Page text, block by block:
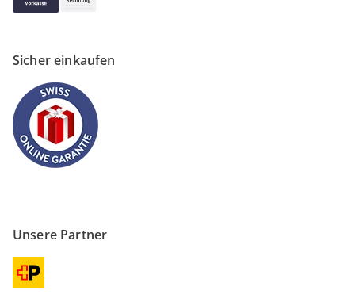
Sicher einkaufen
Unsere Partner